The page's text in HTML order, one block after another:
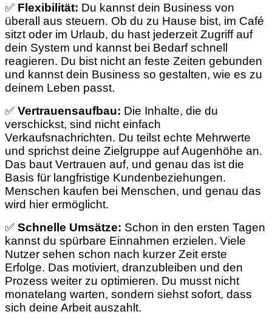
✅ Flexibilität: Du kannst dein Business von
überall aus steuern. Ob du zu Hause bist, im Café
sitzt oder im Urlaub, du hast jederzeit Zugriff auf
dein System und kannst bei Bedarf schnell
reagieren. Du bist nicht an feste Zeiten gebunden
und kannst dein Business so gestalten, wie es zu
deinem Leben passt.
✅ Vertrauensaufbau: Die Inhalte, die du
verschickst, sind nicht einfach
Verkaufsnachrichten. Du teilst echte Mehrwerte
und sprichst deine Zielgruppe auf Augenhöhe an.
Das baut Vertrauen auf, und genau das ist die
Basis für langfristige Kundenbeziehungen.
Menschen kaufen bei Menschen, und genau das
wird hier ermöglicht.
✅ Schnelle Umsätze: Schon in den ersten Tagen
kannst du spürbare Einnahmen erzielen. Viele
Nutzer sehen schon nach kurzer Zeit erste
Erfolge. Das motiviert, dranzubleiben und den
Prozess weiter zu optimieren. Du musst nicht
monatelang warten, sondern siehst sofort, dass
sich deine Arbeit auszahlt.